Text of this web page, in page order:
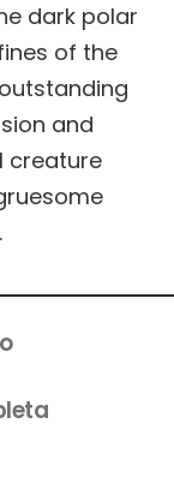
dark polar
of the
and
creature